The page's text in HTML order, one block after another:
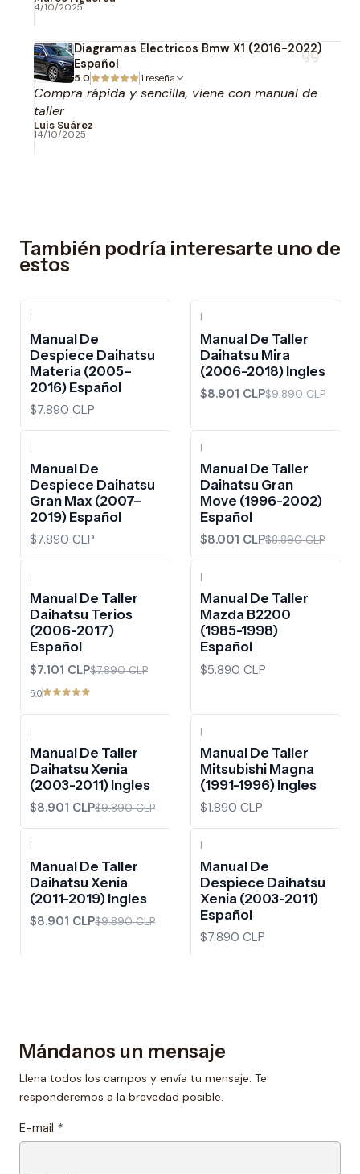
4/10/2025
Diagramas Electricos Bmw X1 (2016-2022)
Español
5.0 1 reseña
Compra rápida y sencilla, viene con manual de
taller
Luis Suárez
14/10/2025
También podría interesarte uno de
estos
|
Manual De
Despiece Daihatsu
Materia (2005–
2016) Español
$7.890 CLP
|
Manual De Taller
Daihatsu Mira
(2006-2018) Ingles
$8.901 CLP$9.890 CLP
|
Manual De
Despiece Daihatsu
Gran Max (2007–
2019) Español
$7.890 CLP
|
Manual De Taller
Daihatsu Gran
Move (1996-2002)
Español
$8.001 CLP$8.890 CLP
|
Manual De Taller
Daihatsu Terios
(2006-2017)
Español
$7.101 CLP$7.890 CLP
5.0
|
Manual De Taller
Mazda B2200
(1985-1998)
Español
$5.890 CLP
|
Manual De Taller
Daihatsu Xenia
(2003-2011) Ingles
$8.901 CLP$9.890 CLP
|
Manual De Taller
Mitsubishi Magna
(1991-1996) Ingles
$1.890 CLP
|
Manual De Taller
Daihatsu Xenia
(2011-2019) Ingles
$8.901 CLP$9.890 CLP
|
Manual De
Despiece Daihatsu
Xenia (2003-2011)
Español
$7.890 CLP
Mándanos un mensaje
Llena todos los campos y envía tu mensaje. Te
responderemos a la brevedad posible.
E-mail *